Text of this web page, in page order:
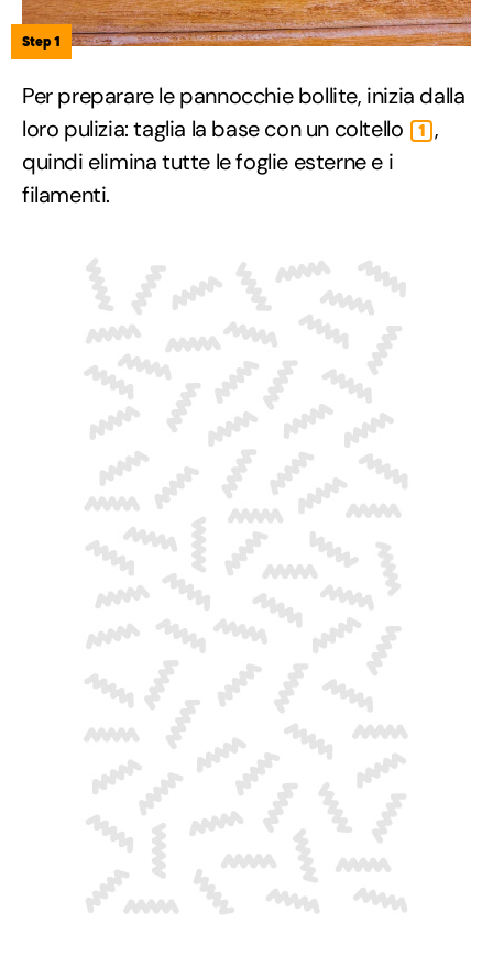
Step 1
Per preparare le pannocchie bollite, inizia dalla
loro pulizia: taglia la base con un coltello
1 ,
quindi elimina tutte le foglie esterne e i
filamenti.